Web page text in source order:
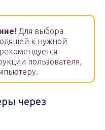
Для выбора
к нужной
пользователя,
через